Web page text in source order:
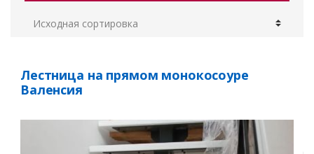
Лестница на прямом монокосоуре
Валенсия